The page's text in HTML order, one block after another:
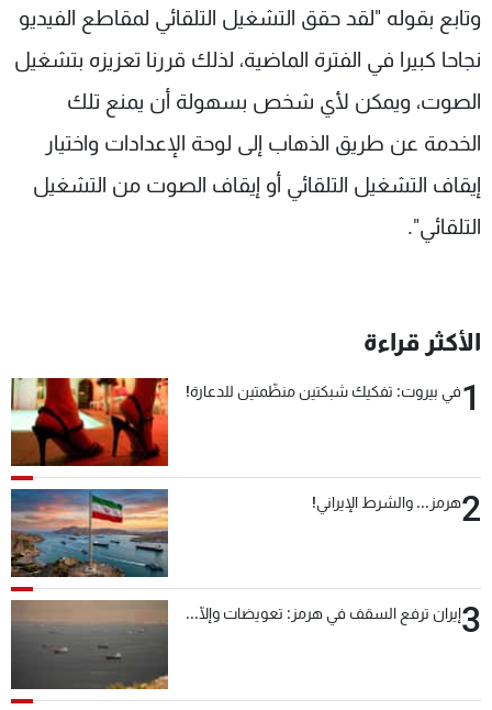
وتابع بقوله "لقد حقق التشغيل التلقائي لمقاطع الفيديو
نجاحا كبيرا في الفترة الماضية، لذلك قررنا تعزيزه بتشغيل
الصوت، ويمكن لأي شخص بسهولة أن يمنع تلك
الخدمة عن طريق الذهاب إلى لوحة الإعدادات واختيار
إيقاف التشغيل التلقائي أو إيقاف الصوت من التشغيل
التلقائي".
الأكثر قراءة
1في بيروت: تفكيك شبكتين منظّمتين للدعارة!
2هرمز... والشرط الإيراني!
3إيران ترفع السقف في هرمز: تعويضات وإلّا...